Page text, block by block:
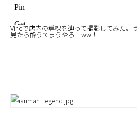
Vineで店内の導線を辿って撮影してみた。
見たら酔うてまうやろーww！